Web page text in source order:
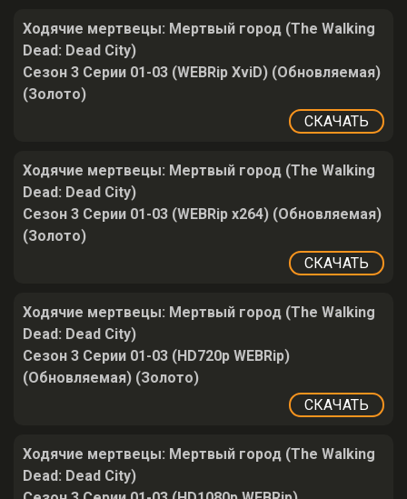
Ходячие мертвецы: Мертвый город (The Walking
Dead: Dead City)
Сезон 3 Серии 01-03 (WEBRip XviD) (Обновляемая)
(Золото)
СКАЧАТЬ
Ходячие мертвецы: Мертвый город (The Walking
Dead: Dead City)
Сезон 3 Серии 01-03 (WEBRip x264) (Обновляемая)
(Золото)
СКАЧАТЬ
Ходячие мертвецы: Мертвый город (The Walking
Dead: Dead City)
Сезон 3 Серии 01-03 (HD720p WEBRip)
(Обновляемая) (Золото)
СКАЧАТЬ
Ходячие мертвецы: Мертвый город (The Walking
Dead: Dead City)